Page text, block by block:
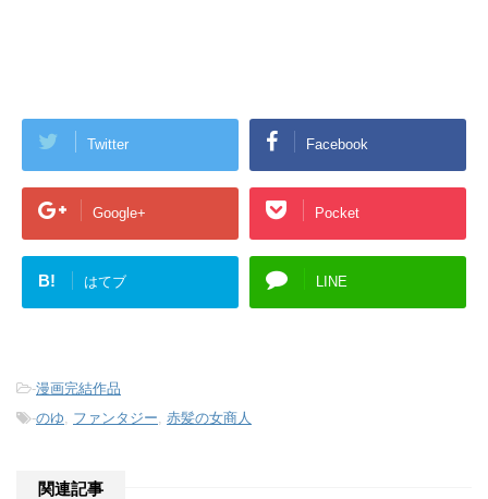
Twitter Facebook
Google+ Pocket
B! はてブ LINE
-漫画完結作品
-のゆ ファンタジー 赤髪の女商人
関連記事